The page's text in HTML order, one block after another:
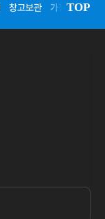
창고보관 가정이사
TOP